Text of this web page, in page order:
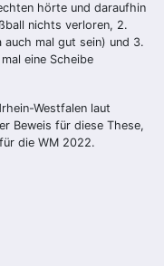
hörte und daraufhin
nichts verloren, 2.
mal gut sein) und 3.
eine Scheibe
Westfalen laut
Beweis für diese These,
die WM 2022.